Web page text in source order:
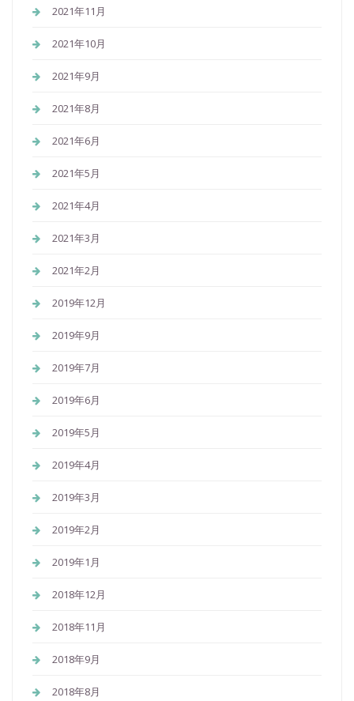
2021年11月
2021年10月
2021年9月
2021年8月
2021年6月
2021年5月
2021年4月
2021年3月
2021年2月
2019年12月
2019年9月
2019年7月
2019年6月
2019年5月
2019年4月
2019年3月
2019年2月
2019年1月
2018年12月
2018年11月
2018年9月
2018年8月